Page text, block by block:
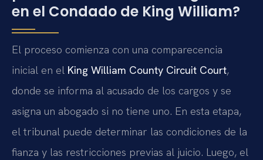
en el Condado de King William?
El proceso comienza con una comparecencia
inicial en el King William County Circuit Court,
donde se informa al acusado de los cargos y se
asigna un abogado si no tiene uno. En esta etapa,
el tribunal puede determinar las condiciones de la
fianza y las restricciones previas al juicio. Luego, el